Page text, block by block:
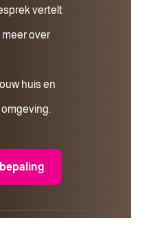
vertelt
over
huis en